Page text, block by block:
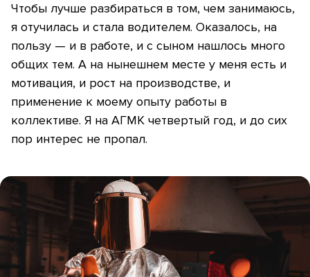
Чтобы лучше разбираться в том, чем занимаюсь,
я отучилась и стала водителем. Оказалось, на
пользу — и в работе, и с сыном нашлось много
общих тем. А на нынешнем месте у меня есть и
мотивация, и рост на производстве, и
применение к моему опыту работы в
коллективе. Я на АГМК четвертый год, и до сих
пор интерес не пропал.